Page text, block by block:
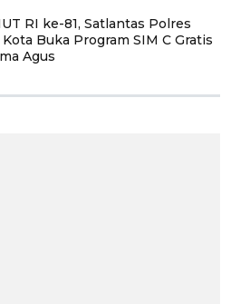
RI ke-81, Satlantas Polres
Buka Program SIM C Gratis
Agus